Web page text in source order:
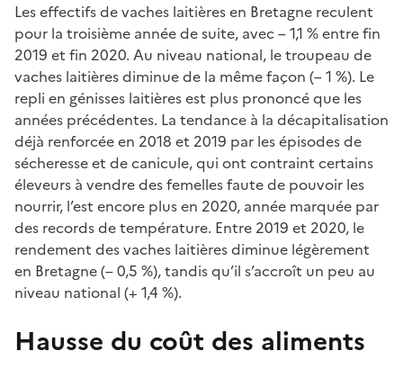
Les effectifs de vaches laitières en Bretagne reculent
pour la troisième année de suite, avec – 1,1 % entre fin
2019 et fin 2020. Au niveau national, le troupeau de
vaches laitières diminue de la même façon (– 1 %). Le
repli en génisses laitières est plus prononcé que les
années précédentes. La tendance à la décapitalisation
déjà renforcée en 2018 et 2019 par les épisodes de
sécheresse et de canicule, qui ont contraint certains
éleveurs à vendre des femelles faute de pouvoir les
nourrir, l’est encore plus en 2020, année marquée par
des records de température. Entre 2019 et 2020, le
rendement des vaches laitières diminue légèrement
en Bretagne (– 0,5 %), tandis qu’il s’accroît un peu au
niveau national (+ 1,4 %).
Hausse du coût des aliments